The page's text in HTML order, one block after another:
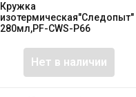
Кружка
изотермическая"Следопыт"
280мл,РF-CWS-Р66
Нет в наличии